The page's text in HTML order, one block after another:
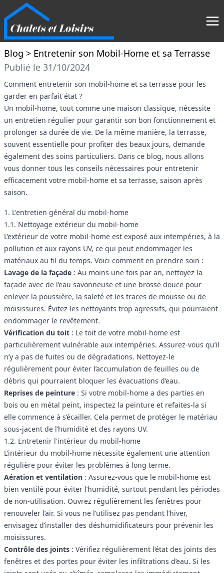
Blog > Entretenir son Mobil-Home et sa Terrasse
Publié le 31/10/2024
Comment entretenir son mobil-home et sa terrasse pour les
garder en parfait état ?
Un mobil-home, tout comme une maison classique, nécessite
un entretien régulier pour garantir son bon fonctionnement et
prolonger sa durée de vie. De la même manière, la terrasse,
souvent essentielle pour profiter des beaux jours, demande
également des soins particuliers. Dans ce blog, nous allons
vous donner tous les conseils nécessaires pour entretenir
efficacement votre mobil-home et sa terrasse, saison après
saison.
1. L'entretien général du mobil-home
1.1. Nettoyage extérieur du mobil-home
L’extérieur de votre mobil-home est exposé aux intempéries, à la
pollution et aux rayons UV, ce qui peut endommager les
matériaux au fil du temps. Voici comment en prendre soin :
Lavage de la façade : Au moins une fois par an, nettoyez la
façade avec de l’eau savonneuse et une brosse douce pour
enlever la poussière, la saleté et les traces de mousse ou de
moisissures. Évitez les nettoyants trop agressifs, qui pourraient
endommager le revêtement.
Vérification du toit : Le toit de votre mobil-home est
particulièrement vulnérable aux intempéries. Assurez-vous qu’il
n’y a pas de fuites ou de dégradations. Nettoyez-le
régulièrement pour éviter l’accumulation de feuilles ou de
débris qui pourraient bloquer les évacuations d’eau.
Reprises de peinture : Si votre mobil-home a des parties en
bois ou en métal peint, inspectez la peinture et refaites-la si
elle commence à s’écailler. Cela permet de protéger le matériau
sous-jacent de l’humidité et des rayons UV.
1.2. Entretenir l'intérieur du mobil-home
L’intérieur du mobil-home nécessite également une attention
régulière pour éviter les problèmes à long terme.
Aération et ventilation : Assurez-vous que le mobil-home est
bien ventilé pour éviter l’humidité, surtout pendant les périodes
de non-utilisation. Ouvrez régulièrement les fenêtres pour
renouveler l’air. Si vous ne l’utilisez pas pendant l’hiver,
envisagez d’installer des déshumidificateurs pour prévenir les
moisissures.
Contrôle des joints : Vérifiez régulièrement l’état des joints des
fenêtres et des portes pour éviter les infiltrations d’eau. Si les